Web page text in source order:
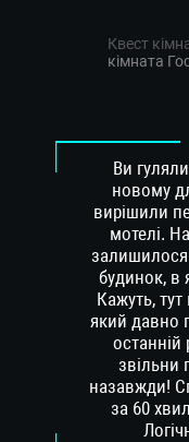
Квест
кімната
Ви
новому
вирішили
мотелі.
залишилося
будинок, в
Кажуть,
який давно
звільни
назавжди!
за 60